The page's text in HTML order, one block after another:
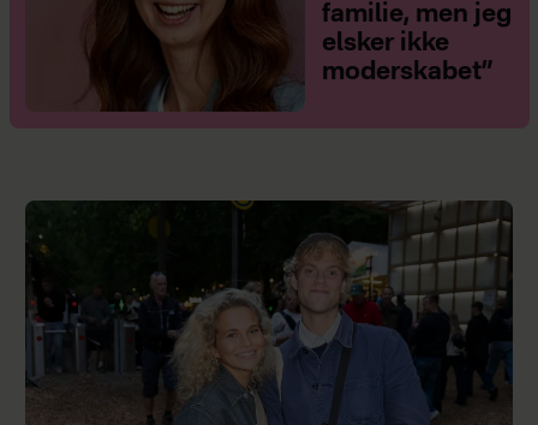
familie, men jeg
elsker ikke
moderskabet”